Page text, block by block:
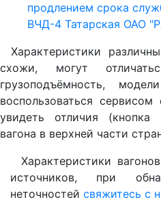
продлением срока
ВЧД-4 Татаpская ОАО
Характеристики
схожи, могут
грузоподъёмность,
воспользоваться
увидеть отличия
вагона в верхней части
Характеристики
источников, при
неточностей свяжитесь с